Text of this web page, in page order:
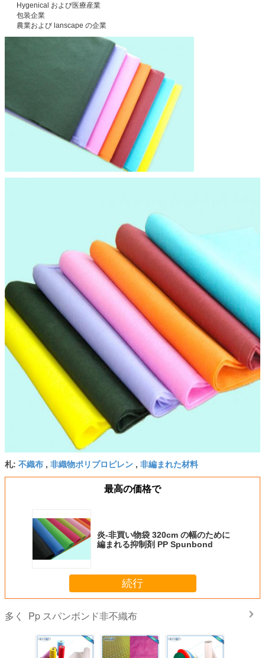
Hygenical および医療産業
包装企業
農業および lanscape の企業
札: 不織布 , 非織物ポリプロピレン , 非編まれた材料
最高の価格で
炎-非買い物袋 320cm の幅のために
編まれる抑制剤 PP Spunbond
続行
多く Pp スパンボンド非不織布